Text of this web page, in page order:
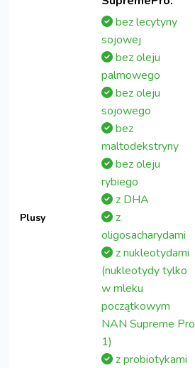
Plusy
bez lecytyny
sojowej
bez oleju
palmowego
bez oleju
sojowego
bez
maltodekstryny
bez oleju
rybiego
z DHA
z
oligosacharydami
z nukleotydami
(nukleotydy tylko
w mleku
początkowym
NAN Supreme Pro
1)
z probiotykami